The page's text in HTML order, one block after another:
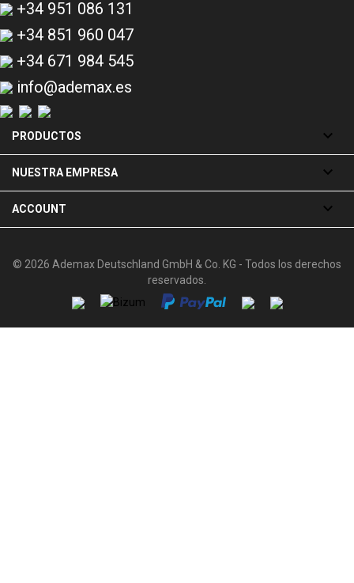
+34 951 086 131
+34 851 960 047
+34 671 984 545
info@ademax.es
PRODUCTOS 
NUESTRA EMPRESA 
ACCOUNT 
© 2026 Ademax Deutschland GmbH & Co. KG - Todos los derechos
reservados.